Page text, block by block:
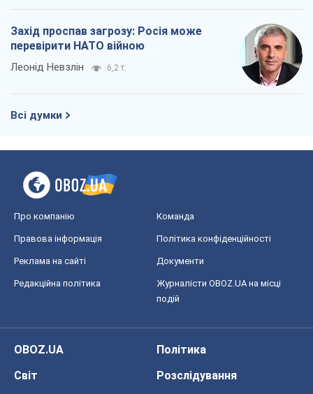
Захід проспав загрозу: Росія може
перевірити НАТО війною
Леонід Невзлін 6,2 т.
Всі думки
Про компанію Команда
Правова інформація Політика конфіденційності
Реклама на сайті Документи
Редакційна політика
Журналісти OBOZ.UA на місці
подій
OBOZ.UA
Політика
Світ
Розслідування